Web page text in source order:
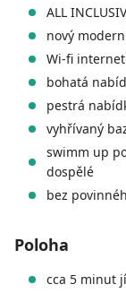
ALL
nový
Wi-fi
bohatá
pestrá
vyhřívaný
swimm up
dospělé
bez
Poloha
cca 5 minut